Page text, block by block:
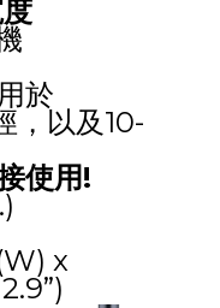
於
，以及10-
使用!
x